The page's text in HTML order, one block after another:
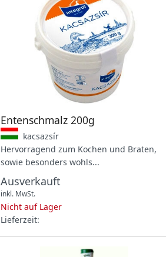
Entenschmalz 200g
kacsazsír
Hervorragend zum Kochen und Braten,
sowie besonders wohls...
Ausverkauft
inkl. MwSt.
Nicht auf Lager
Lieferzeit: